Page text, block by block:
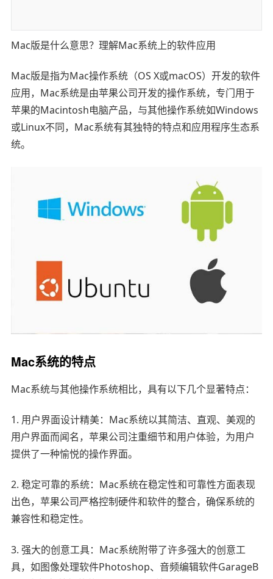
Mac版是什么意思？理解Mac系统上的软件应用
Mac版是指为Mac操作系统（OS X或macOS）开发的软件
应用，Mac系统是由苹果公司开发的操作系统，专门用于
苹果的Macintosh电脑产品，与其他操作系统如Windows
或Linux不同，Mac系统有其独特的特点和应用程序生态系
统。
Mac系统的特点
Mac系统与其他操作系统相比，具有以下几个显著特点：
1. 用户界面设计精美：Mac系统以其简洁、直观、美观的
用户界面而闻名，苹果公司注重细节和用户体验，为用户
提供了一种愉悦的操作界面。
2. 稳定可靠的系统：Mac系统在稳定性和可靠性方面表现
出色，苹果公司严格控制硬件和软件的整合，确保系统的
兼容性和稳定性。
3. 强大的创意工具：Mac系统附带了许多强大的创意工
具，如图像处理软件Photoshop、音频编辑软件GarageB